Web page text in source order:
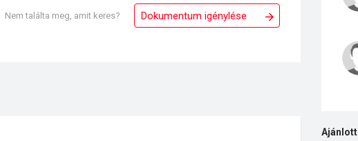
Nem találta meg, amit keres? Dokumentum igénylése